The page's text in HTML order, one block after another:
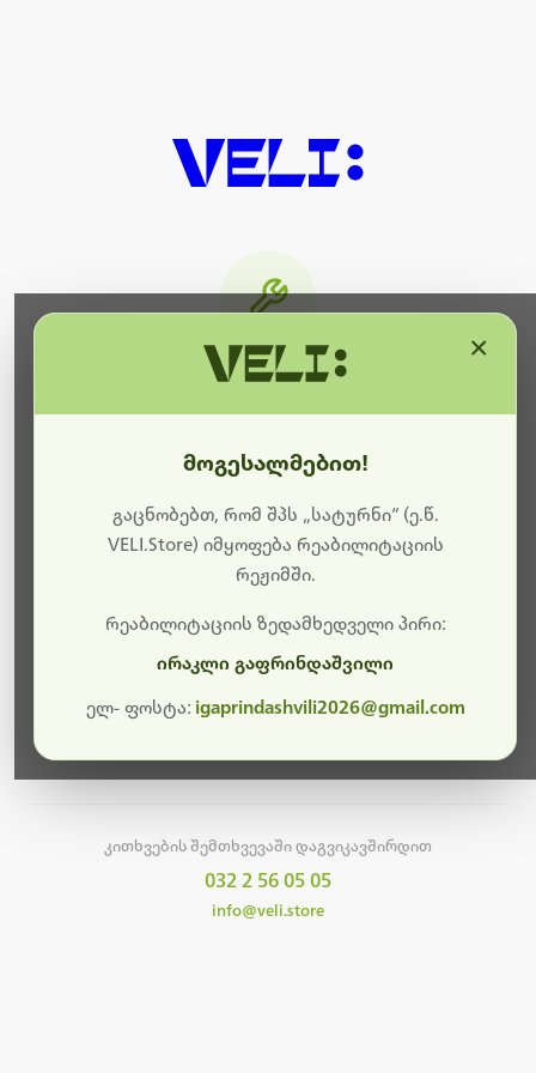
ბოდიშს გიხდით შეფერხებისთვის. ამჟამად
მიმდინარეობს საიტის განახლება და ტექნიკური
სამუშაოები.
მალე ისევ ხელმისაწვდომი იქნება. გმადლობთ
კითხვების შემთხვევაში დაგვიკავშირდით
032 2 56 05 05
info@veli.store
მოგესალმებით!
გაცნობებთ, რომ შპს „სატურნი“ (ე.წ.
VELI.Store) იმყოფება რეაბილიტაციის
რეჟიმში.
რეაბილიტაციის ზედამხედველი პირი:
ირაკლი გაფრინდაშვილი
ელ- ფოსტა: igaprindashvili2026@gmail.com
×